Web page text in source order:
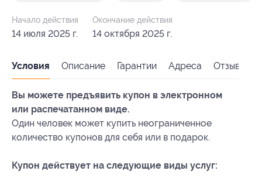
Начало действия
14 июля 2025 г.
Окончание действия
14 октября 2025 г.
Условия Описание Гарантии Адреса Отзывы
Вы можете предъявить купон в электронном
или распечатанном виде.
Один человек может купить неограниченное
количество купонов для себя или в подарок.
Купон действует на следующие виды услуг: